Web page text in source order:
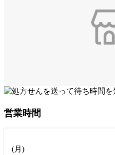
営業時間
(月 )